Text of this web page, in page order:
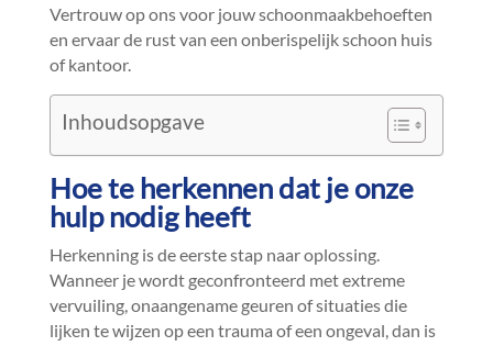
Vertrouw op ons voor jouw schoonmaakbehoeften
en ervaar de rust van een onberispelijk schoon huis
of kantoor.​
Inhoudsopgave
Hoe te herkennen dat je onze
hulp nodig heeft
Herkenning is de eerste stap naar oplossing.​
Wanneer je wordt geconfronteerd met extreme
vervuiling, onaangename geuren of situaties die
lijken te wijzen op een trauma of een ongeval, dan is